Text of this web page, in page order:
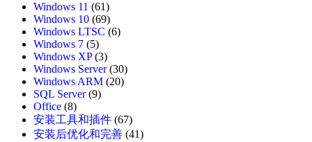
Windows 11 (61)
Windows 10 (69)
Windows LTSC (6)
Windows 7 (5)
Windows XP(3)
Windows Server(30)
Windows ARM (20)
SQL Server(9)
Office (8)
安装工具和插件 (67)
安装后优化和完善 (41)